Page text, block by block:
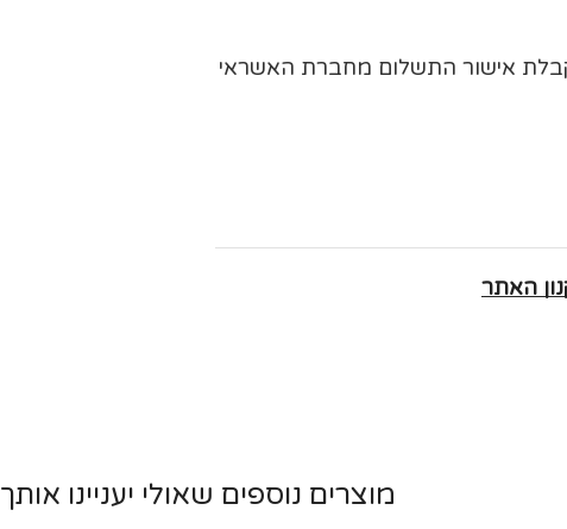
אישור התשלום מחברת האשראי
האתר
מוצרים נוספים שאולי יעניינו אותך